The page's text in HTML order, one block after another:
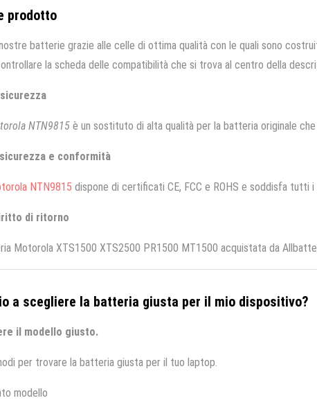
prodotto
batterie grazie alle celle di ottima qualità con le quali sono
la scheda delle compatibilità che si trova al centro della
NTN9815 è un sostituto di alta qualità per la batteria originale
e conformità
NTN9815 dispone di certificati CE, FCC e ROHS e soddisfa tutti
di ritorno
Motorola XTS1500 XTS2500 PR1500 MT1500 acquistata da
a scegliere la batteria giusta per il mio dispositivo?
il modello giusto.
per trovare la batteria giusta per il tuo laptop.
modello